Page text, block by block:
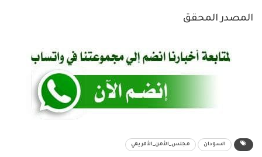
المصدر المحقق
السودان مجلس_الأمن_الأفريقي